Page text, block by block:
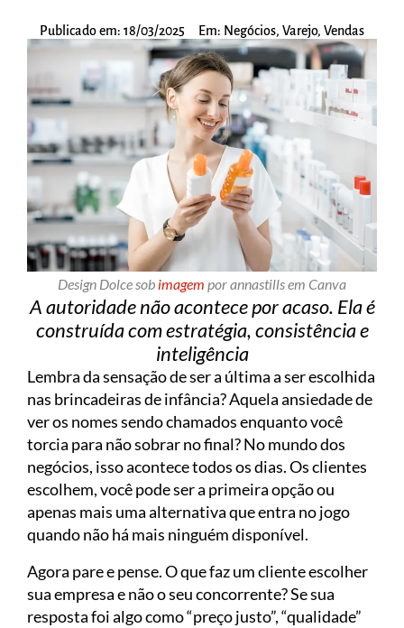
Publicado em: 18/03/2025 Em: Negócios, Varejo, Vendas
Design Dolce sob imagem por annastills em Canva
A autoridade não acontece por acaso. Ela é
construída com estratégia, consistência e
inteligência
Lembra da sensação de ser a última a ser escolhida
nas brincadeiras de infância? Aquela ansiedade de
ver os nomes sendo chamados enquanto você
torcia para não sobrar no final? No mundo dos
negócios, isso acontece todos os dias. Os clientes
escolhem, você pode ser a primeira opção ou
apenas mais uma alternativa que entra no jogo
quando não há mais ninguém disponível.
Agora pare e pense. O que faz um cliente escolher
sua empresa e não o seu concorrente? Se sua
resposta foi algo como “preço justo”, “qualidade”